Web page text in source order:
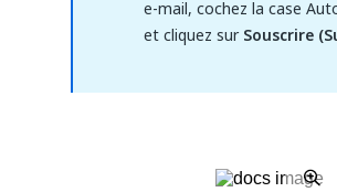
e-mail, cochez la case
et cliquez surSouscrire